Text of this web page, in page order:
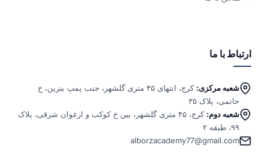
ارتباط با ما
شعبه مرکزی:
کرج، انتهای ۴۵ متری گلشهر، جنب پمپ بنزین، خ
حاتمی، پلاک ۳۵
شعبه دوم:
کرج، ۴۵ متری گلشهر، بین خ کوکب و ارغوان شرقی، پلاک
۹۹، طبقه ۲
alborzacademy77@gmail.com